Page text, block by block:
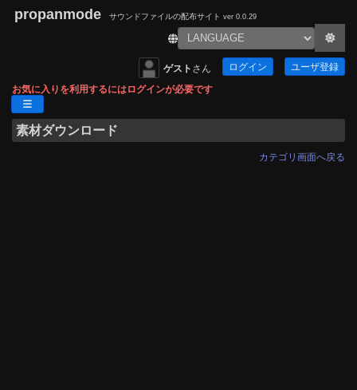
propanmode サウンドファイルの配布サイト ver 0.0.29
ゲスト さん ログイン ユーザ登録
お気に入りを利用するにはログインが必要です
素材ダウンロード
カテゴリ画面へ戻る